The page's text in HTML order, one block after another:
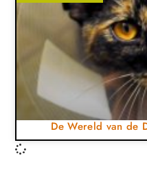
De Wereld van de